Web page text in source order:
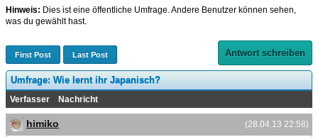
Hinweis: Dies ist eine öffentliche Umfrage. Andere Benutzer können sehen,
was du gewählt hast.
First Post Last Post Antwort schreiben
Umfrage: Wie lernt ihr Japanisch?
Verfasser Nachricht
(28.04.13 22:58)
himiko